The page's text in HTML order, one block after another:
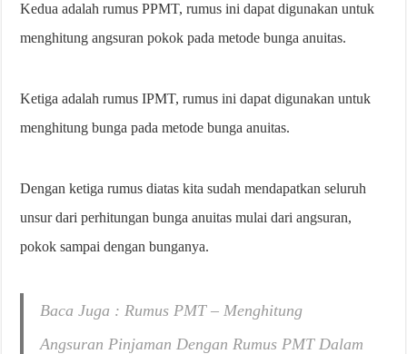
Kedua adalah rumus PPMT, rumus ini dapat digunakan untuk
menghitung angsuran pokok pada metode bunga anuitas.
Ketiga adalah rumus IPMT, rumus ini dapat digunakan untuk
menghitung bunga pada metode bunga anuitas.
Dengan ketiga rumus diatas kita sudah mendapatkan seluruh
unsur dari perhitungan bunga anuitas mulai dari angsuran,
pokok sampai dengan bunganya.
Baca Juga : Rumus PMT – Menghitung
Angsuran Pinjaman Dengan Rumus PMT Dalam